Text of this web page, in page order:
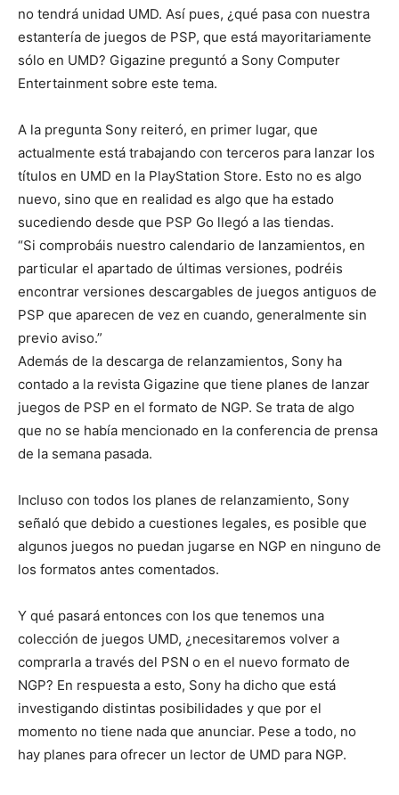
no tendrá unidad UMD. Así pues, ¿qué pasa con nuestra
estantería de juegos de PSP, que está mayoritariamente
sólo en UMD? Gigazine preguntó a Sony Computer
Entertainment sobre este tema.
A la pregunta Sony reiteró, en primer lugar, que
actualmente está trabajando con terceros para lanzar los
títulos en UMD en la PlayStation Store. Esto no es algo
nuevo, sino que en realidad es algo que ha estado
sucediendo desde que PSP Go llegó a las tiendas.
“Si comprobáis nuestro calendario de lanzamientos, en
particular el apartado de últimas versiones, podréis
encontrar versiones descargables de juegos antiguos de
PSP que aparecen de vez en cuando, generalmente sin
previo aviso.”
Además de la descarga de relanzamientos, Sony ha
contado a la revista Gigazine que tiene planes de lanzar
juegos de PSP en el formato de NGP. Se trata de algo
que no se había mencionado en la conferencia de prensa
de la semana pasada.
Incluso con todos los planes de relanzamiento, Sony
señaló que debido a cuestiones legales, es posible que
algunos juegos no puedan jugarse en NGP en ninguno de
los formatos antes comentados.
Y qué pasará entonces con los que tenemos una
colección de juegos UMD, ¿necesitaremos volver a
comprarla a través del PSN o en el nuevo formato de
NGP? En respuesta a esto, Sony ha dicho que está
investigando distintas posibilidades y que por el
momento no tiene nada que anunciar. Pese a todo, no
hay planes para ofrecer un lector de UMD para NGP.